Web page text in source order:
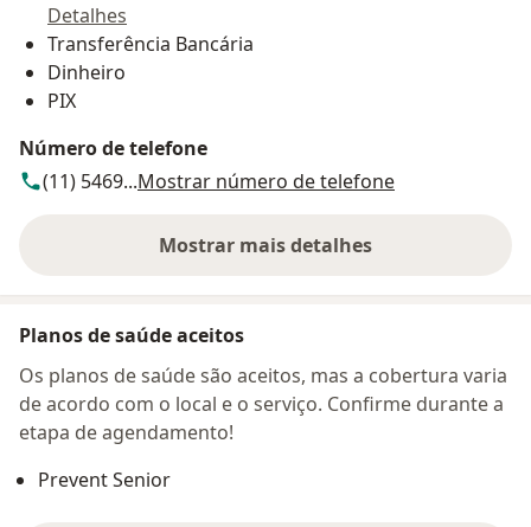
Detalhes
Transferência Bancária
Dinheiro
PIX
Número de telefone
(11) 5469...Mostrar número de telefone
Mostrar mais detalhes
sobre o endereço
Planos de saúde aceitos
Os planos de saúde são aceitos, mas a cobertura varia
de acordo com o local e o serviço. Confirme durante a
etapa de agendamento!
Prevent Senior